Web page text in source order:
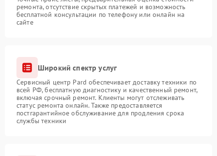
ремонта, отсутствие скрытых платежей и возможность
бесплатной консультации по телефону или онлайн на
сайте
Широкий спектр услуг
Сервисный центр Pard обеспечивает доставку техники по
всей РФ, бесплатную диагностику и качественный ремонт,
включая срочный ремонт. Клиенты могут отслеживать
статус ремонта онлайн. Также предоставляется
постгарантийное обслуживание для продления срока
службы техники